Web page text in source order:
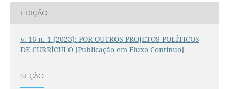
EDIÇÃO
v. 16 n. 1 (2023): POR OUTROS PROJETOS POLÍTICOS
DE CURRÍCULO [Publicação em Fluxo Contínuo]
SEÇÃO